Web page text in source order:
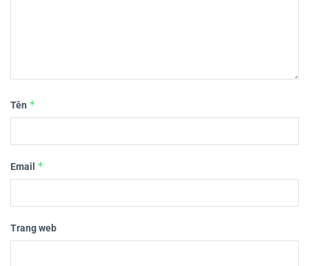
Tên *
Email *
Trang web